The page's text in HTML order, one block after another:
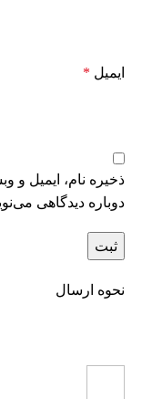
ایمیل *
ذخیره نام، ایمیل و
دوباره دیدگاهی
نحوه ارسال